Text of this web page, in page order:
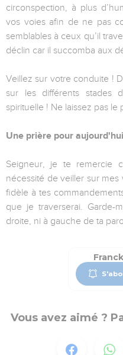
circonspection, à plus
vos voies afin de ne pas
semblables à ceux qu’il
déclin car il succomba aux
Veillez sur votre conduite !
sur les différents stades
spirituelle ! Ne laissez pas
Une prière pour aujourd'hui
Seigneur, je te remercie
nécessité de veiller sur
fidèle à tes
que je traverserai.
droite, ni à gauche de ta
Vous avez aimé ?